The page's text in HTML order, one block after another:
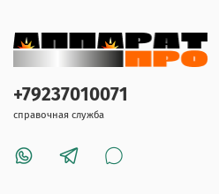
+79237010071
справочная служба